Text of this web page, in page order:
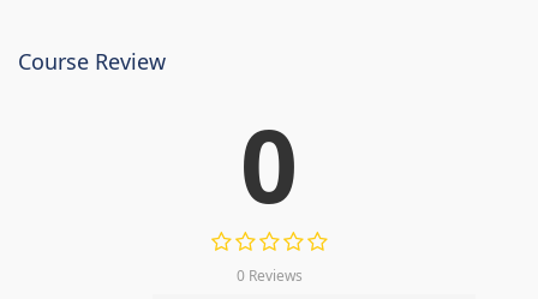
Course Review
0
0 Reviews